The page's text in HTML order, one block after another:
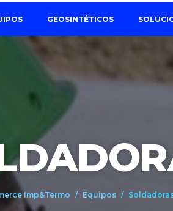
GEOSINTÉTICOS
Imp&Termo Equipos